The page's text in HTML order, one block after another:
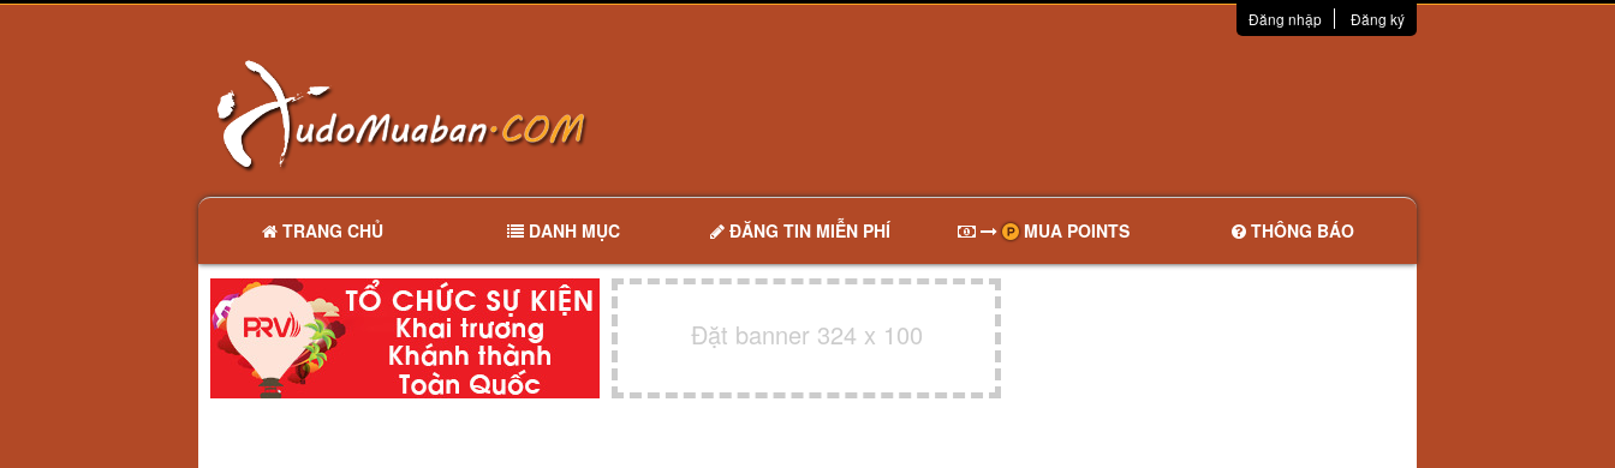
Đăng nhập Đăng ký
TRANG CHỦ DANH MỤC ĐĂNG TIN MIỄN PHÍ MUA POINTS THÔNG BÁO
Đặt banner 324 x 100